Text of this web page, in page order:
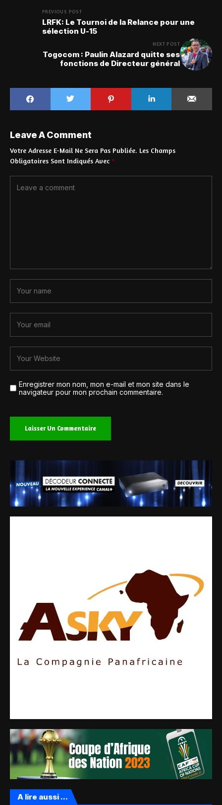
PREVIOUS POST
LRFK: Le Tournoi de la Relance pour une
sélection U-15
NEXT POST
Togocom : Paulin Alazard quitte ses
fonctions de Directeur général
Leave A Comment
Votre Adresse E-Mail Ne Sera Pas Publiée. Les Champs
Obligatoires Sont Indiqués Avec *
Enregistrer mon nom, mon e-mail et mon site dans le
navigateur pour mon prochain commentaire.
A lire aussi ...